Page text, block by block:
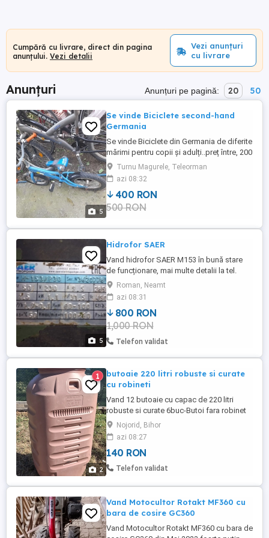
Cumpără cu livrare, direct din pagina
anunțului. Vezi detalii
Vezi anunțuri
cu livrare
Anunțuri Anunțuri pe pagină: 20 50
5
Se vinde Biciclete second-hand
Germania
Se vinde Biciclete din Germania de diferite
mărimi pentru copii și adulți..preț între, 200
și 500 roni
Turnu Magurele, Teleorman
azi 08:32
400 RON
500 RON
5
Hidrofor SAER
Vand hidrofor SAER M153 în bună stare
de funcționare, mai multe detalii la tel.
Roman, Neamt
azi 08:31
800 RON
1,000 RON
Telefon validat
2
1
butoaie 220 litri robuste si curate
cu robineti
Vand 12 butoaie cu capac de 220 litri
robuste si curate 6buc-Butoi fara robinet
140 lei bucata 6 buc-Butoi cu robinet 170
lei bucata Preturile sunt fixe
Nojorid, Bihor
azi 08:27
140 RON
Telefon validat
Vand Motocultor Rotakt MF360 cu
bara de cosire GC360
Vand Motocultor Rotakt MF360 cu bara de